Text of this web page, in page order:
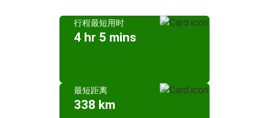
行程最短用时
4 hr 5 mins
最短距离
338 km